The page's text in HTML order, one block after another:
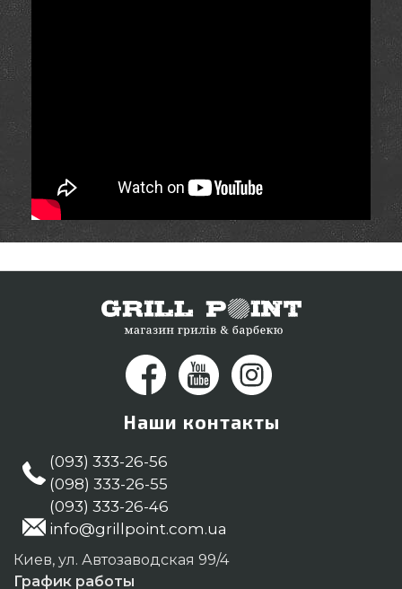
Наши контакты
(093) 333-26-56
(098) 333-26-55
(093) 333-26-46
info@grillpoint.com.ua
Киев, ул. Автозаводская 99/4
График работы